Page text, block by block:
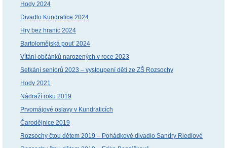
Hody 2024
Divadlo Kundratice 2024
Hry bez hranic 2024
Bartolomějská pouť 2024
Vítání občánků narozených v roce 2023
Setkání seniorů 2023 – vystoupení dětí ze ZŠ Rozsochy
Hody 2021
Nádraží roku 2019
Prvomájové oslavy v Kundraticích
Čarodějnice 2019
Rozsochy čtou dětem 2019 – Pohádkové divadlo Sandry Riedlové